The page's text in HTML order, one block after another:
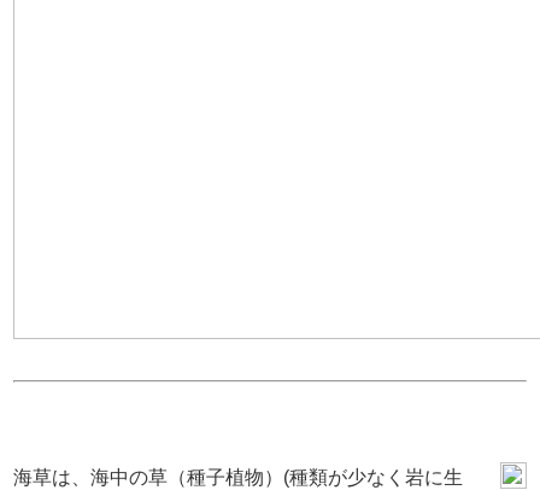
海草は、海中の草（種子植物）(種類が少なく岩に生